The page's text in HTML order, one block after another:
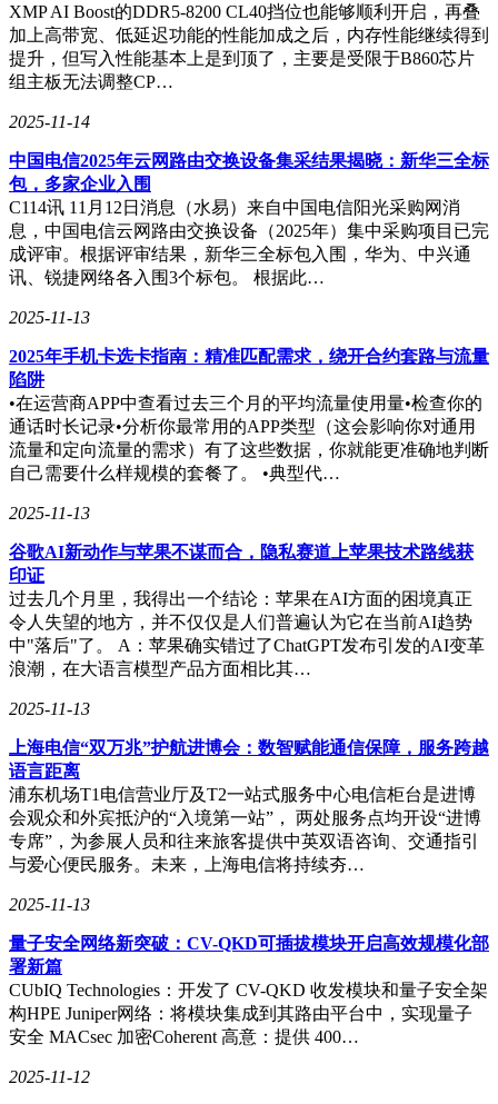
XMP AI Boost的DDR5-8200 CL40挡位也能够顺利开启，再叠
加上高带宽、低延迟功能的性能加成之后，内存性能继续得到
提升，但写入性能基本上是到顶了，主要是受限于B860芯片
组主板无法调整CP…
2025-11-14
中国电信2025年云网路由交换设备集采结果揭晓：新华三全标
包，多家企业入围
C114讯 11月12日消息（水易）来自中国电信阳光采购网消
息，中国电信云网路由交换设备（2025年）集中采购项目已完
成评审。根据评审结果，新华三全标包入围，华为、中兴通
讯、锐捷网络各入围3个标包。 根据此…
2025-11-13
2025年手机卡选卡指南：精准匹配需求，绕开合约套路与流量
陷阱
•在运营商APP中查看过去三个月的平均流量使用量•检查你的
通话时长记录•分析你最常用的APP类型（这会影响你对通用
流量和定向流量的需求）有了这些数据，你就能更准确地判断
自己需要什么样规模的套餐了。 •典型代…
2025-11-13
谷歌AI新动作与苹果不谋而合，隐私赛道上苹果技术路线获
印证
过去几个月里，我得出一个结论：苹果在AI方面的困境真正
令人失望的地方，并不仅仅是人们普遍认为它在当前AI趋势
中"落后"了。 A：苹果确实错过了ChatGPT发布引发的AI变革
浪潮，在大语言模型产品方面相比其…
2025-11-13
上海电信“双万兆”护航进博会：数智赋能通信保障，服务跨越
语言距离
浦东机场T1电信营业厅及T2一站式服务中心电信柜台是进博
会观众和外宾抵沪的“入境第一站”， 两处服务点均开设“进博
专席”，为参展人员和往来旅客提供中英双语咨询、交通指引
与爱心便民服务。未来，上海电信将持续夯…
2025-11-13
量子安全网络新突破：CV-QKD可插拔模块开启高效规模化部
署新篇
CUbIQ Technologies：开发了 CV-QKD 收发模块和量子安全架
构HPE Juniper网络：将模块集成到其路由平台中，实现量子
安全 MACsec 加密Coherent 高意：提供 400…
2025-11-12